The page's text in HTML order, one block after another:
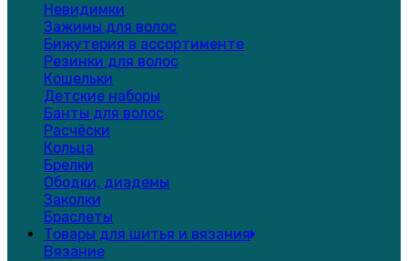
Невидимки
Зажимы для волос
Бижутерия в ассортименте
Резинки для волос
Кошельки
Детские наборы
Банты для волос
Расчёски
Кольца
Брелки
Ободки, диадемы
Заколки
Браслеты
Товары для шитья и вязания
Вязание